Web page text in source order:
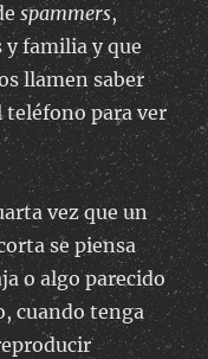
spammers,
y familia y que
llamen saber
teléfono para ver
vez que un
se piensa
o algo parecido
cuando tenga